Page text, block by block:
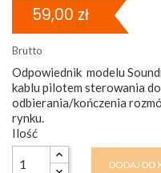
59,00 zł
Brutto
Odpowiednik modelu
kablu pilotem sterowania
odbierania/kończenia
rynku.
Ilość
DODAJ DO